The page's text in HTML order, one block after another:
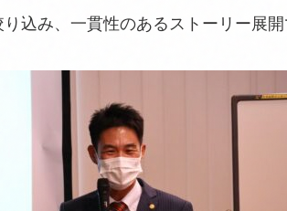
込み、一貫性のあるストーリー展